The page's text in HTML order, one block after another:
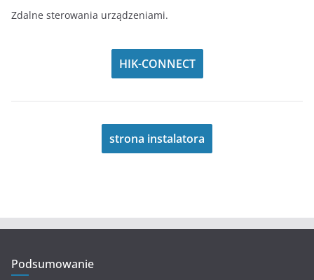
Zdalne sterowania urządzeniami.
HIK-CONNECT
strona instalatora
Podsumowanie